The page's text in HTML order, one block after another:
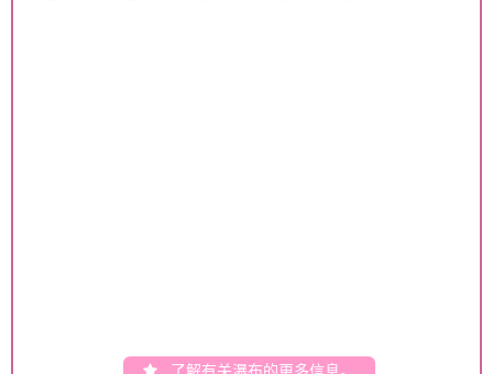
了解有关瀑布的更多信息。